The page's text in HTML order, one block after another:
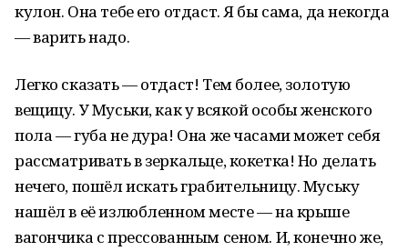
кулон. Она тебе его отдаст. Я бы сама, да некогда
— варить надо.
Легко сказать — отдаст! Тем более, золотую
вещицу. У Муськи, как у всякой особы женского
пола — губа не дура! Она же часами может себя
рассматривать в зеркальце, кокетка! Но делать
нечего, пошёл искать грабительницу. Муську
нашёл в её излюбленном месте — на крыше
вагончика с прессованным сеном. И, конечно же,